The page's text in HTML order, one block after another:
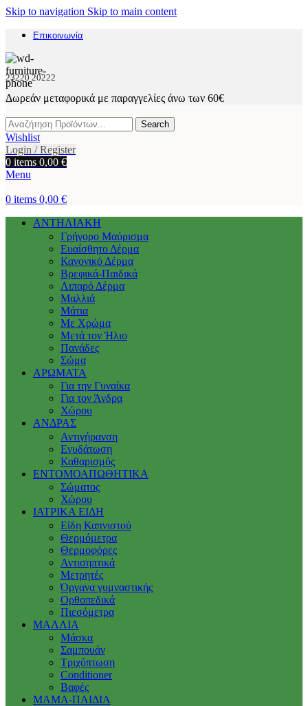
Skip to navigation Skip to main content
Επικοινωνία
23220 20222
Δωρεάν μεταφορικά με παραγγελίες άνω των 60€
Search
Wishlist
Login / Register
0 items 0,00 €
Menu
0 items 0,00 €
ΑΝΤΗΛΙΑΚΗ
Γρήγορο Μαύρισμα
Ευαίσθητο Δέρμα
Κανονικό Δέρμα
Βρεφικά-Παιδικά
Λιπαρό Δέρμα
Μαλλιά
Μάτια
Με Χρώμα
Μετά τον Ήλιο
Πανάδες
Σώμα
ΑΡΩΜΑΤΑ
Για την Γυναίκα
Για τον Άνδρα
Χώρου
ΑΝΔΡΑΣ
Αντιγήρανση
Ενυδάτωση
Καθαρισμός
ΕΝΤΟΜΟΑΠΩΘΗΤΙΚΑ
Σώματος
Χώρου
ΙΑΤΡΙΚΑ ΕΙΔΗ
Είδη Καπνιστού
Θερμόμετρα
Θερμοφόρες
Αντισηπτικά
Μετρητές
Όργανα γυμναστικής
Ορθοπεδικά
Πιεσόμετρα
ΜΑΛΛΙΑ
Μάσκα
Σαμπουάν
Τριχόπτωση
Conditioner
Βαφές
ΜΑΜΑ-ΠΑΙΔΙΑ